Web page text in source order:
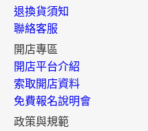
退換貨須知
聯絡客服
開店專區
開店平台介紹
索取開店資料
免費報名說明會
政策與規範